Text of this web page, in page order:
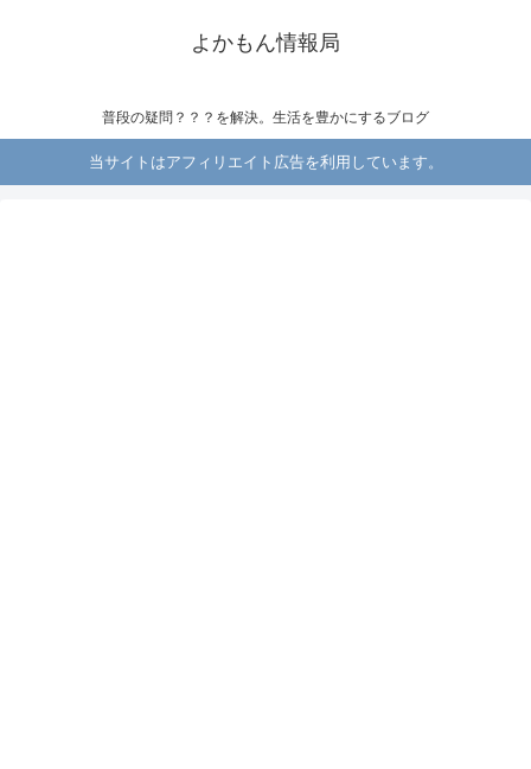
よかもん情報局
普段の疑問？？？を解決。生活を豊かにするブログ
当サイトはアフィリエイト広告を利用しています。